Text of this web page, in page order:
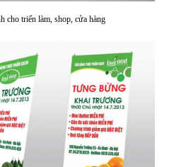
cho triển làm, shop, cửa hàng